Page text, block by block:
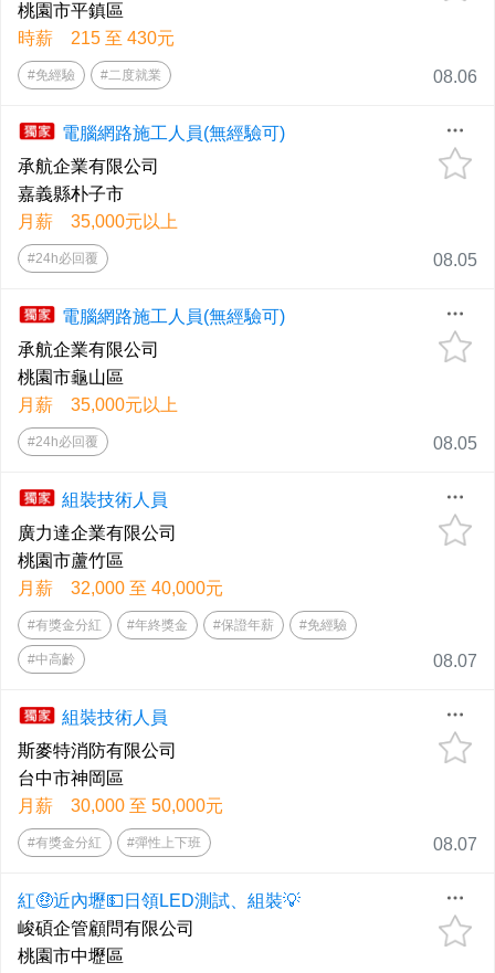
桃園市平鎮區
時薪 215 至 430元
#免經驗 #二度就業 08.06
電腦網路施工人員(無經驗可)
承航企業有限公司
嘉義縣朴子市
月薪 35,000元以上
#24h必回覆 08.05
電腦網路施工人員(無經驗可)
承航企業有限公司
桃園市龜山區
月薪 35,000元以上
#24h必回覆 08.05
組裝技術人員
廣力達企業有限公司
桃園市蘆竹區
月薪 32,000 至 40,000元
#有獎金分紅 #年終獎金 #保證年薪 #免經驗
#中高齡 08.07
組裝技術人員
斯麥特消防有限公司
台中市神岡區
月薪 30,000 至 50,000元
#有獎金分紅 #彈性上下班 08.07
紅🤑近內壢💵日領LED測試、組裝💡
峻碩企管顧問有限公司
桃園市中壢區